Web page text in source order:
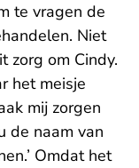
te vragen de
Niet
zorg om Cindy.
het meisje
mij zorgen
de naam van
Omdat het